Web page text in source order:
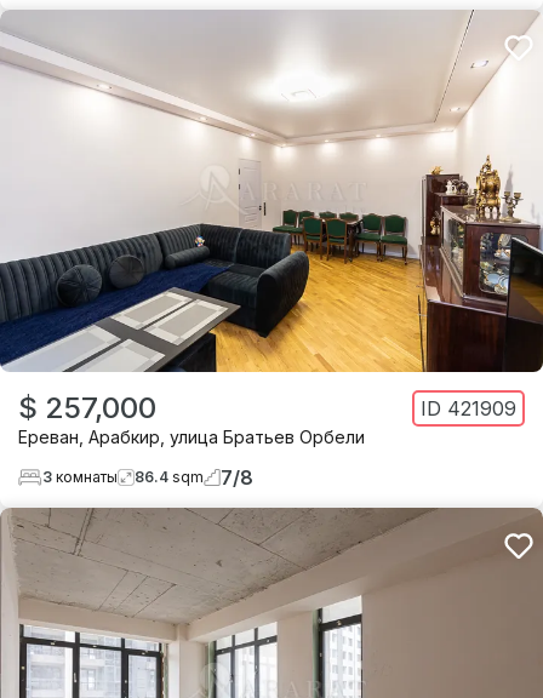
$ 257,000 ID 421909
Ереван Арабкир улица Братьев Орбели
3 комнаты 86.4 sqm 7/8